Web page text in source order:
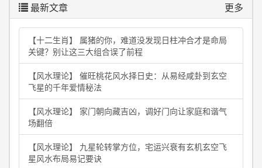
最新文章 更多
【十二生肖】 属猪的你，难道没发现日柱冲合才是命局
关键？别让这三大组合误了前程
【风水理论】 催旺桃花风水择日史：从易经咸卦到玄空
飞星的千年爱情秘法
【风水理论】 家门朝向藏吉凶，调好门向让家庭和谐气
场翻倍
【风水理论】 九星轮转掌方位，宅运兴衰有玄机玄空飞
星风水布局易记要诀